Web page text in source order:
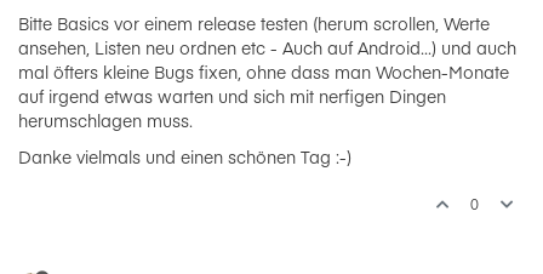
Bitte Basics vor einem release testen (herum scrollen, Werte
ansehen, Listen neu ordnen etc - Auch auf Android...) und auch
mal öfters kleine Bugs fixen, ohne dass man Wochen-Monate
auf irgend etwas warten und sich mit nerfigen Dingen
herumschlagen muss.
Danke vielmals und einen schönen Tag :-)
0